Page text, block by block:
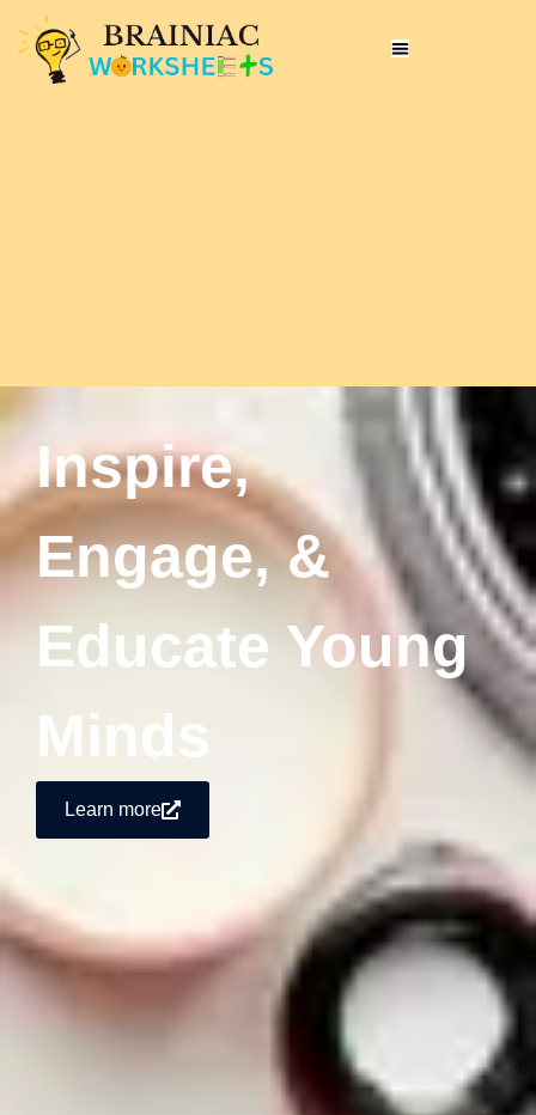
Inspire,
Engage, &
Educate Young
Minds
Learn more